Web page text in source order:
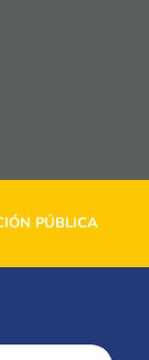
PÚBLICA